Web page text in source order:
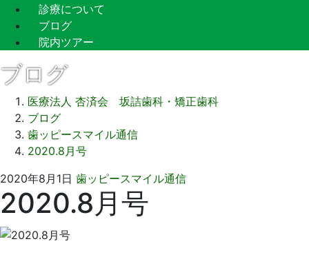
診療について
ブログ
院内ツアー
ブログ
医療法人 杏済会 坂詰歯科・矯正歯科
ブログ
歯ッピースマイル通信
2020.8月号
2020年8月1日 歯ッピースマイル通信2022
坂
2020.8月号